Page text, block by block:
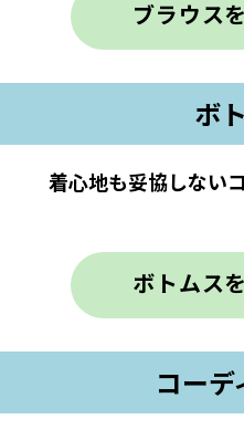
ブラウス
ボ
着心地も妥協しない
ボトムス
コーデ